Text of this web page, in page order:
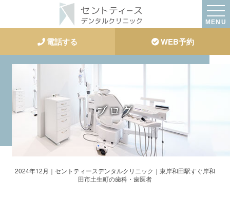
MENU
電話する WEB予約
ブログ
2024年12月｜セントティースデンタルクリニック｜東岸和田駅すぐ岸和
田市土生町の歯科・歯医者